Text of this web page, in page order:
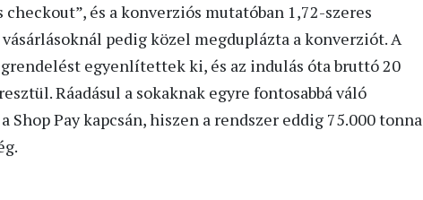
és a konverziós mutatóban 1,72-szeres
pedig közel megduplázta a konverziót. A
egyenlítettek ki, és az indulás óta bruttó 20
Ráadásul a sokaknak egyre fontosabbá váló
Pay kapcsán, hiszen a rendszer eddig 75.000 tonna